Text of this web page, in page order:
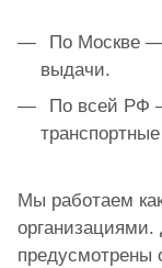
По Москве —
выдачи.
По всей РФ
Мы работаем
предусмотрены